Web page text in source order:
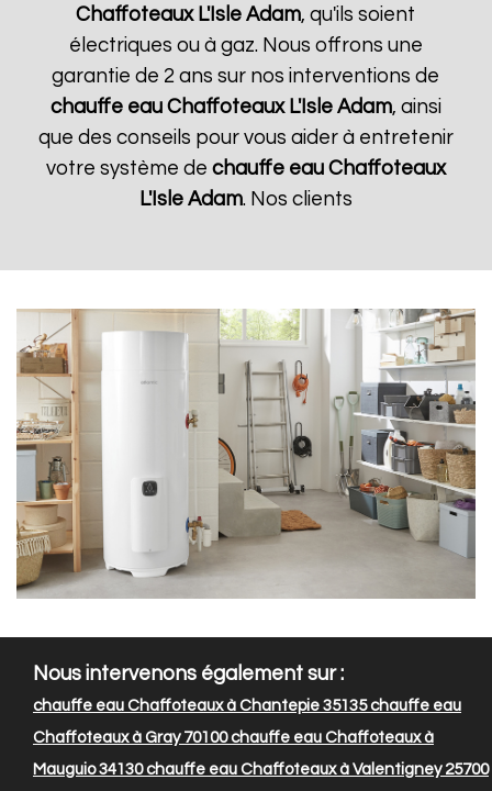
Chaffoteaux L'Isle Adam, qu'ils soient
électriques ou à gaz. Nous offrons une
garantie de 2 ans sur nos interventions de
chauffe eau Chaffoteaux L'Isle Adam, ainsi
que des conseils pour vous aider à entretenir
votre système de chauffe eau Chaffoteaux
L'Isle Adam. Nos clients
Nous intervenons également sur :
chauffe eau Chaffoteaux à Chantepie 35135chauffe eau
Chaffoteaux à Gray 70100chauffe eau Chaffoteaux à
Mauguio 34130chauffe eau Chaffoteaux à Valentigney 25700